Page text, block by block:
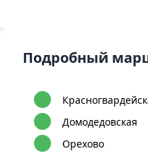
Подробный
Домодедовская
Орехово